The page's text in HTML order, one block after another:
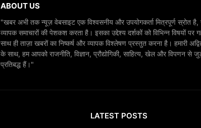
ABOUT US
"खबर अभी तक न्यूज़ वेबसाइट एक विश्वसनीय और उपयोगकर्ता मित्रपूर्ण स्रोत है,
व्यापक समाचारों की पेशकश करता है। इसका उद्देश्य दर्शकों को विभिन्न विषयों पर
साथ ही ताज़ा खबरों का निष्कर्ष और व्यापक विश्लेषण प्रस्तुत करना है। हमारी
के साथ, हम आपको राजनीति, विज्ञान, प्रौद्योगिकी, साहित्य, खेल और विपणन से
प्रतिबद्ध हैं।"
LATEST POSTS